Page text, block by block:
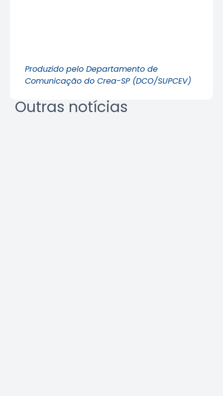
Produzido pelo Departamento de
Comunicação do Crea-SP (DCO/SUPCEV)
Outras notícias